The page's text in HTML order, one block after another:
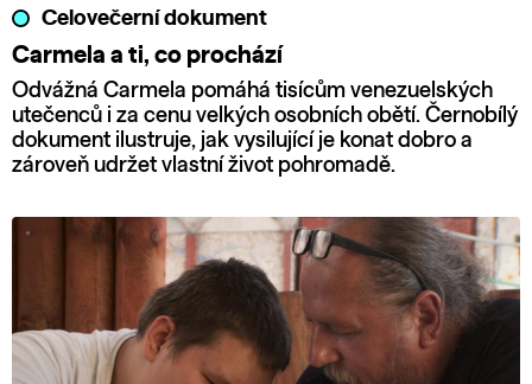
Celovečerní dokument
Carmela a ti, co prochází
Odvážná Carmela pomáhá tisícům venezuelských
utečenců i za cenu velkých osobních obětí. Černobílý
dokument ilustruje, jak vysilující je konat dobro a
zároveň udržet vlastní život pohromadě.